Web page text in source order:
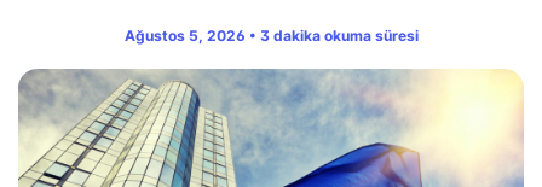
Ağustos 5, 2026 • 3 dakika okuma süresi